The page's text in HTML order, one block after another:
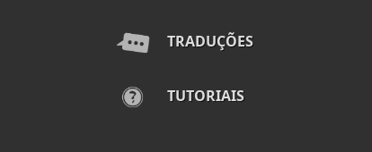
TRADUÇÕES
TUTORIAIS